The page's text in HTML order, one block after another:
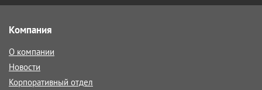
Компания
О компании
Новости
Корпоративный отдел